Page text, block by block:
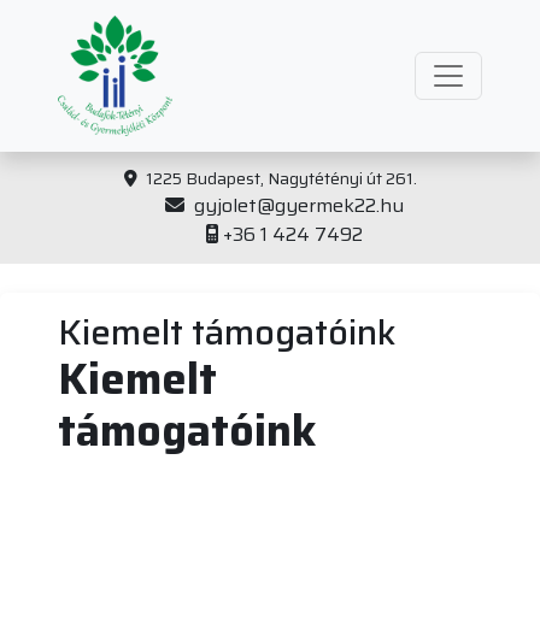
1225 Budapest, Nagytétényi út 261.
gyjolet@gyermek22.hu
+36 1 424 7492
Kiemelt támogatóink
Kiemelt
támogatóink